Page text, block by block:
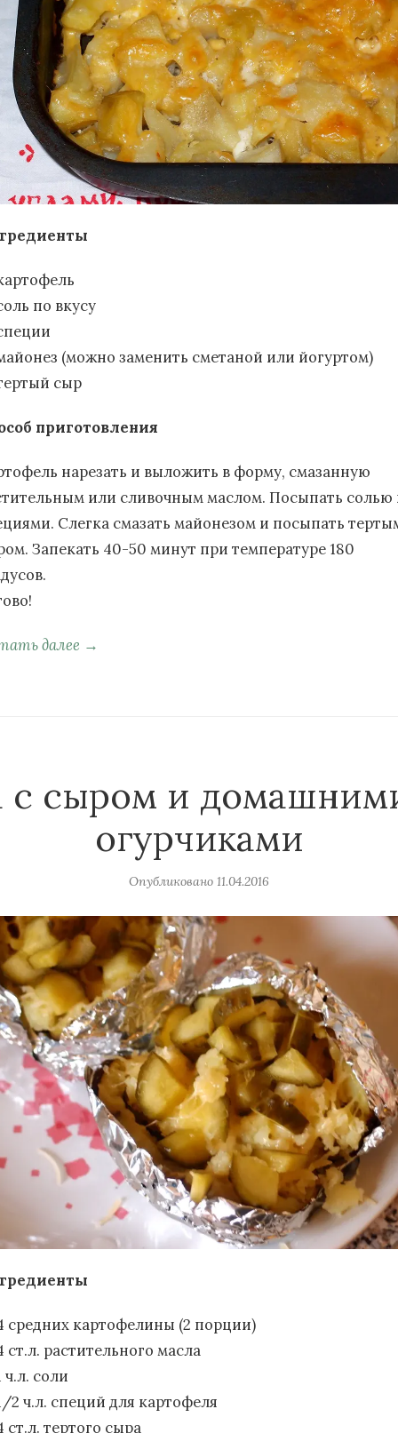
по вкусу
(можно заменить сметаной или йогуртом)
сыр
приготовления
нарезать и выложить в форму, смазанную
или сливочным маслом. Посыпать солью
Слегка смазать майонезом и посыпать
Запекать 40-50 минут при температуре 180
далее →
с сыром и
огурчиками
Опубликовано 11.04.2016
средних картофелины (2 порции)
ст.л. растительного масла
ч.л. соли
2 ч.л. специй для картофеля
ст.л. тертого сыра